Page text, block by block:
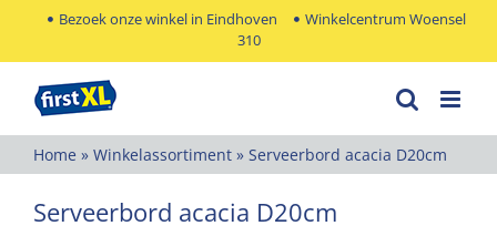
Bezoek onze winkel in Eindhoven
Winkelcentrum Woensel
310
Home » Winkelassortiment » Serveerbord acacia D20cm
Serveerbord acacia D20cm